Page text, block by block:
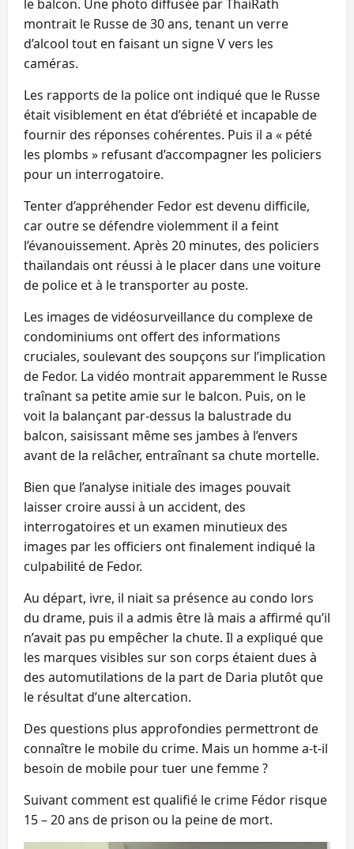
le balcon. Une photo diffusée par ThaiRath
montrait le Russe de 30 ans, tenant un verre
d’alcool tout en faisant un signe V vers les
caméras.
Les rapports de la police ont indiqué que le Russe
était visiblement en état d’ébriété et incapable de
fournir des réponses cohérentes. Puis il a « pété
les plombs » refusant d’accompagner les policiers
pour un interrogatoire.
Tenter d’appréhender Fedor est devenu difficile,
car outre se défendre violemment il a feint
l’évanouissement. Après 20 minutes, des policiers
thaïlandais ont réussi à le placer dans une voiture
de police et à le transporter au poste.
Les images de vidéosurveillance du complexe de
condominiums ont offert des informations
cruciales, soulevant des soupçons sur l’implication
de Fedor. La vidéo montrait apparemment le Russe
traînant sa petite amie sur le balcon. Puis, on le
voit la balançant par-dessus la balustrade du
balcon, saisissant même ses jambes à l’envers
avant de la relâcher, entraînant sa chute mortelle.
Bien que l’analyse initiale des images pouvait
laisser croire aussi à un accident, des
interrogatoires et un examen minutieux des
images par les officiers ont finalement indiqué la
culpabilité de Fedor.
Au départ, ivre, il niait sa présence au condo lors
du drame, puis il a admis être là mais a affirmé qu’il
n’avait pas pu empêcher la chute. Il a expliqué que
les marques visibles sur son corps étaient dues à
des automutilations de la part de Daria plutôt que
le résultat d’une altercation.
Des questions plus approfondies permettront de
connaître le mobile du crime. Mais un homme a-t-il
besoin de mobile pour tuer une femme ?
Suivant comment est qualifié le crime Fédor risque
15 – 20 ans de prison ou la peine de mort.